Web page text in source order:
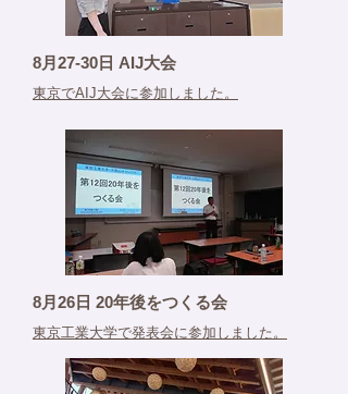
8月27-30日 AIJ大会
東京でAIJ大会に参加しました。
8月26日 20年後をつくる会
東京工業大学で発表会に参加しました。